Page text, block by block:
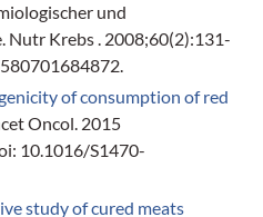
und
Nutr Krebs . 2008;60(2):131-
of consumption of red
Oncol. 2015
10.1016/S1470-
study of cured meats